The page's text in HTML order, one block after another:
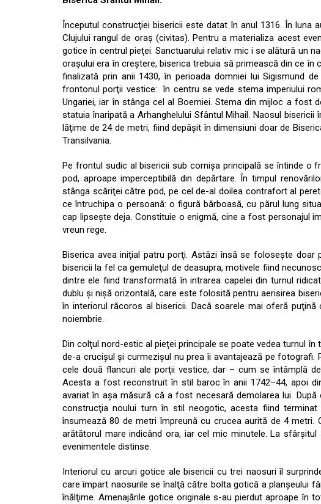
Începutul construcţiei bisericii este datat în anul 1316. În luna
Clujului rangul de oraş (civitas). Pentru a materializa acest
gotice în centrul pieţei. Sanctuarului relativ mic i se alătură un
oraşului era în creştere, biserica trebuia să primească din ce
finalizată prin anii 1430, în perioada domniei lui Sigismund
frontonul porţii vestice: în centru se vede stema imperiului
Ungariei, iar în stânga cel al Boemiei. Stema din mijloc a fost
statuia înaripată a Arhanghelului Sfântul Mihail. Naosul
lăţime de 24 de metri, fiind depăşit în dimensiuni doar de
Transilvania.
Pe frontul sudic al bisericii sub cornişa principală se întinde o
pod, aproape imperceptibilă din depărtare. În timpul
stânga scăriţei către pod, pe cel de-al doilea contrafort al
ce întruchipa o persoană: o figură bărboasă, cu părul lung
cap lipseşte deja. Constituie o enigmă, cine a fost personajul
vreun rege.
Biserica avea iniţial patru porţi. Astăzi însă se foloseşte
bisericii la fel ca gemuleţul de deasupra, motivele fiind
dintre ele fiind transformată în intrarea capelei din turnul
dublu şi nişă orizontală, care este folosită pentru aerisirea
în interiorul răcoros al bisericii. Dacă soarele mai oferă
noiembrie.
Din colţul nord-estic al pieţei principale se poate vedea turnul
de-a crucişul şi curmezişul nu prea îi avantajează pe fotografi.
cele două flancuri ale porţii vestice, dar – cum se întâmplă
Acesta a fost reconstruit în stil baroc în anii 1742–44, apoi
avariat în aşa măsură că a fost necesară demolarea lui.
construcţia noului turn în stil neogotic, acesta fiind
însumează 80 de metri împreună cu crucea aurită de 4
arătătorul mare indicând ora, iar cel mic minutele. La
evenimentele distinse.
Interiorul cu arcuri gotice ale bisericii cu trei naosuri îl
care împart naosurile se înalţă către bolta gotică a planşeului
înălţime. Amenajările gotice originale s-au pierdut aproape în